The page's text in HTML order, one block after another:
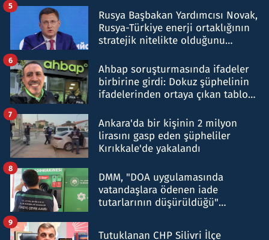
Rusya Başbakan Yardımcısı Novak,
Rusya-Türkiye enerji ortaklığının
stratejik nitelikte olduğunu
5
Ahbap soruşturmasında ifadeler
birbirine girdi: Dokuz şüphelinin
ifadelerinden ortaya çıkan tablo
6
Ankara'da bir kişinin 2 milyon
lirasını gasp eden şüpheliler
Kırıkkale'de yakalandı
7
DMM, "DOA uygulamasında
vatandaşlara ödenen iade
tutarlarının düşürüldüğü"
8
Tutuklanan CHP Silivri İlçe
9